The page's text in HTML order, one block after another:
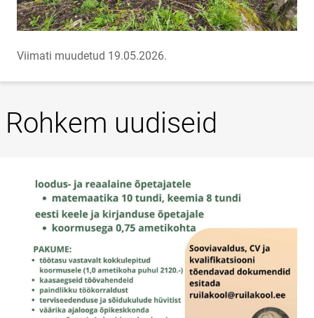
Viimati muudetud 19.05.2026.
Rohkem uudiseid